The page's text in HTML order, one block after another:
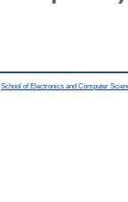
School of Electronics and Computer